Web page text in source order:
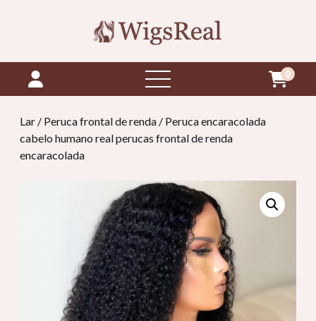
abrir
menu
0
Lar / Peruca frontal de renda / Peruca encaracolada
cabelo humano real perucas frontal de renda
encaracolada